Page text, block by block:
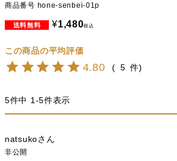
商品番号 hone-senbei-01p
¥1,480税込
4.80 5
5件中 1-5件表示
natsuko
非公開